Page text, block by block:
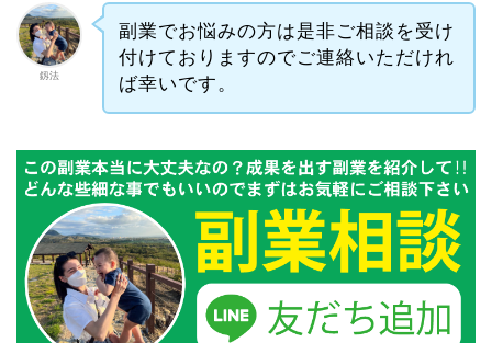
釼法
副業でお悩みの方は是非ご相談を受け
付けておりますのでご連絡いただけれ
ば幸いです。